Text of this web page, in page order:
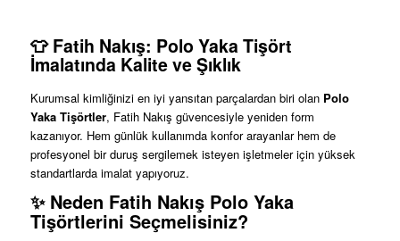
👕 Fatih Nakış: Polo Yaka Tişört
İmalatında Kalite ve Şıklık
Kurumsal kimliğinizi en iyi yansıtan parçalardan biri olan Polo
Yaka Tişörtler, Fatih Nakış güvencesiyle yeniden form
kazanıyor. Hem günlük kullanımda konfor arayanlar hem de
profesyonel bir duruş sergilemek isteyen işletmeler için yüksek
standartlarda imalat yapıyoruz.
✨ Neden Fatih Nakış Polo Yaka
Tişörtlerini Seçmelisiniz?